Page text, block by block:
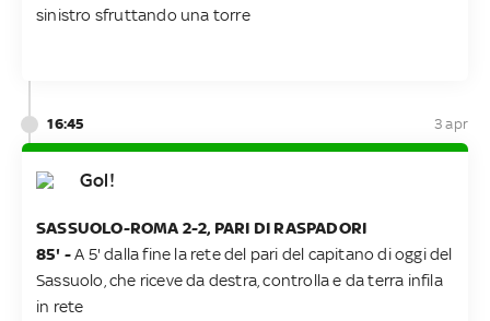
sinistro sfruttando una torre
16:45 3 apr
Gol!
SASSUOLO-ROMA 2-2, PARI DI RASPADORI
85' -A 5' dalla fine la rete del pari del capitano di oggi del
Sassuolo, che riceve da destra, controlla e da terra infila
in rete